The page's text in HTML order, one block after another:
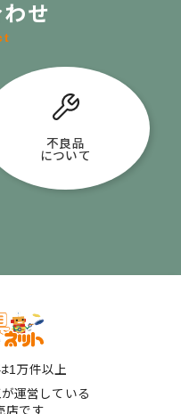
せ
不良品
について
1万件以上
運営している
店です